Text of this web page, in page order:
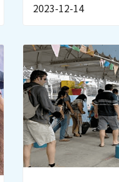
2023-12-14